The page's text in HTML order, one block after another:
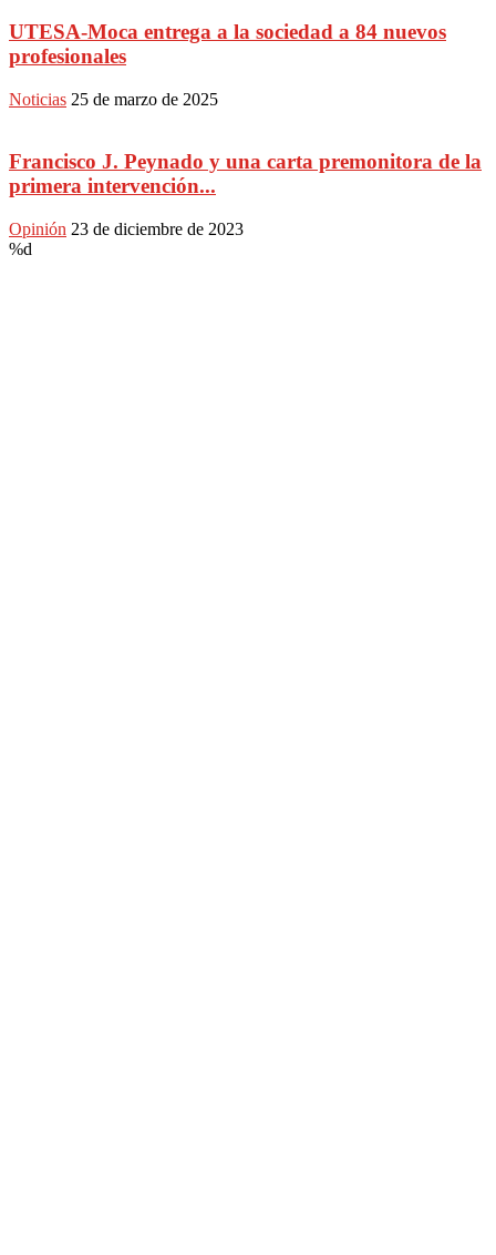
UTESA-Moca entrega a la sociedad a 84 nuevos
profesionales
Noticias 25 de marzo de 2025
Francisco J. Peynado y una carta premonitora de la
primera intervención...
Opinión 23 de diciembre de 2023
%d